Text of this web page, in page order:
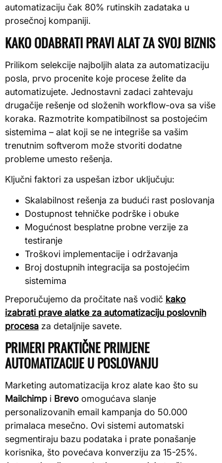
automatizaciju čak 80% rutinskih zadataka u
prosečnoj kompaniji.
KAKO ODABRATI PRAVI ALAT ZA SVOJ BIZNIS
Prilikom selekcije najboljih alata za automatizaciju
posla, prvo procenite koje procese želite da
automatizujete. Jednostavni zadaci zahtevaju
drugačije rešenje od složenih workflow-ova sa više
koraka. Razmotrite kompatibilnost sa postojećim
sistemima – alat koji se ne integriše sa vašim
trenutnim softverom može stvoriti dodatne
probleme umesto rešenja.
Ključni faktori za uspešan izbor uključuju:
Skalabilnost rešenja za budući rast poslovanja
Dostupnost tehničke podrške i obuke
Mogućnost besplatne probne verzije za
testiranje
Troškovi implementacije i održavanja
Broj dostupnih integracija sa postojećim
sistemima
Preporučujemo da pročitate naš vodič kako
izabrati prave alatke za automatizaciju poslovnih
procesa za detaljnije savete.
PRIMERI PRAKTIČNE PRIMJENE
AUTOMATIZACIJE U POSLOVANJU
Marketing automatizacija kroz alate kao što su
Mailchimp i Brevo omogućava slanje
personalizovanih email kampanja do 50.000
primalaca mesečno. Ovi sistemi automatski
segmentiraju bazu podataka i prate ponašanje
korisnika, što povećava konverziju za 15-25%.